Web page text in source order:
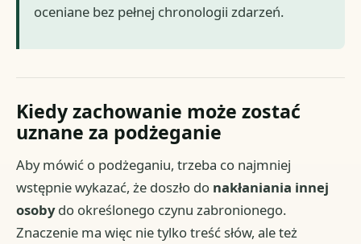
oceniane bez pełnej chronologii zdarzeń.
Kiedy zachowanie może zostać
uznane za podżeganie
Aby mówić o podżeganiu, trzeba co najmniej
wstępnie wykazać, że doszło do nakłaniania innej
osobydo określonego czynu zabronionego.
Znaczenie ma więc nie tylko treść słów, ale też